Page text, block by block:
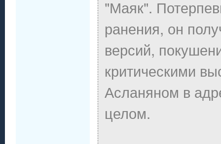
"Маяк".
ранения, он
версий,
критическими
Асланяном в
целом.